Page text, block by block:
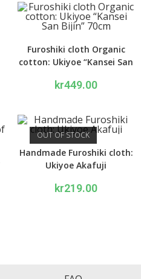
Furoshiki cloth Organic
cotton: Ukiyoe “Kansei San
kr449.00
OUT OF STOCK
Handmade Furoshiki cloth:
Ukiyoe Akafuji
kr219.00